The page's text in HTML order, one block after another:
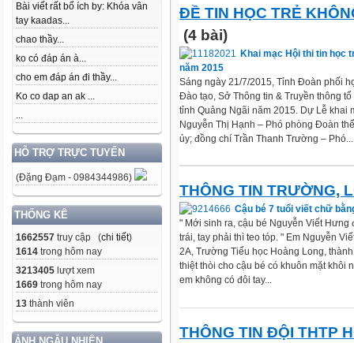
Bài viết rất bổ ích by: Khóa vân
tay kaadas...
chao thầy...
ko có đáp án à...
cho em đáp án đi thầy...
Ko co dap an ak ...
...
HỖ TRỢ TRỰC TUYẾN
(Đặng Đạm - 0984344986)
THỐNG KÊ
1662557 truy cập (chi tiết)
1614 trong hôm nay
3213405 lượt xem
1669 trong hôm nay
13 thành viên
ĐỀ TIN HỌC TRẺ
(4 bài)
Khai mạc Hội thi tin học
năm 2015
Sáng ngày 21/7/2015, Tỉnh Đoàn phối
Đào tạo, Sở Thông tin & Truyền thông
tỉnh Quảng Ngãi năm 2015. Dự Lễ khai
Nguyễn Thị Hạnh – Phó phòng Đoàn
ủy; đồng chí Trần Thanh Trường – Phó...
THÔNG TIN TRƯỜNG,
Cậu bé 7 tuổi viết chữ
" Mới sinh ra, cậu bé Nguyễn Viết Hưng
trái, tay phải thì teo tóp. " Em Nguyễn
2A, Trường Tiểu học Hoàng Long,
thiệt thòi cho cậu bé có khuôn mặt khôi
em không có đôi tay...
THÔNG TIN ĐỘI THTP